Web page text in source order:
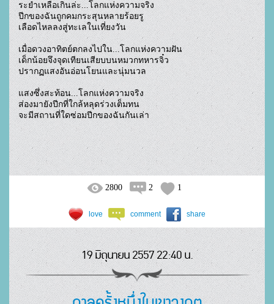
ระยำเหลือเกินล่ะ...โลกแห่งความจริง
ปีกของฉันถูกคมกระสุนหลายร้อยรู
เลือดไหลลงสู่ทะเลในเที่ยงวัน
เมื่อดวงอาทิตย์ตกลงไปใน...โลกแห่งความฝัน
เด็กน้อยจึงจุดเทียนเสียบบนหมวกทหารจิ๋ว
ปรากฏแสงอันอ่อนโยนและนุ่มนวล
แสงซึ่งสะท้อน...โลกแห่งความจริง
ส่องมายังปีกที่ใกล้หลุดร่วงเต็มทน
จะมีสถานที่ใดซ่อมปีกของฉันกันเล่า
2800 2 1
love comment share
19 มิถุนายน 2557 22:40 น.